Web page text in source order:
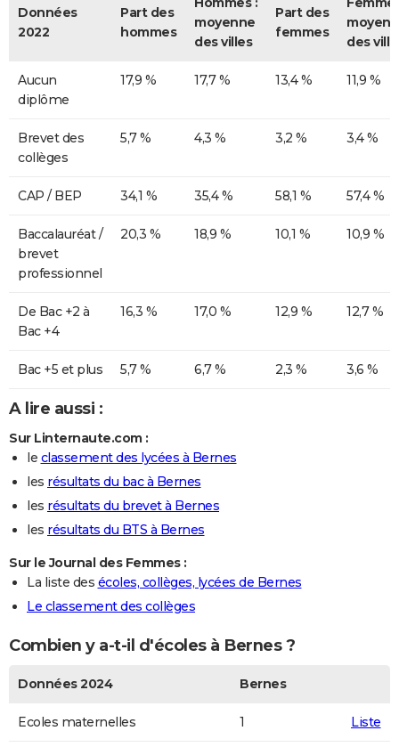
Données
2022
Part des
hommes
moyenne
des villes
Part des
femmes
des
Aucun
diplôme
17,9 % 17,7 % 13,4 % 11,9 %
Brevet des
collèges
5,7 % 4,3 % 3,2 % 3,4 %
CAP / BEP 34,1 % 35,4 % 58,1 % 57,4 %
Baccalauréat /
brevet
professionnel
20,3 % 18,9 % 10,1 % 10,9 %
De Bac +2 à
Bac +4
16,3 % 17,0 % 12,9 % 12,7 %
Bac +5 et plus 5,7 % 6,7 % 2,3 % 3,6 %
A lire aussi :
Sur Linternaute.com :
le classement des lycées à Bernes
les résultats du bac à Bernes
les résultats du brevet à Bernes
les résultats du BTS à Bernes
Sur le Journal des Femmes :
La liste des écoles, collèges, lycées de Bernes
Le classement des collèges
Combien y a-t-il d'écoles à Bernes ?
Données 2024 Bernes
Ecoles maternelles 1 Liste